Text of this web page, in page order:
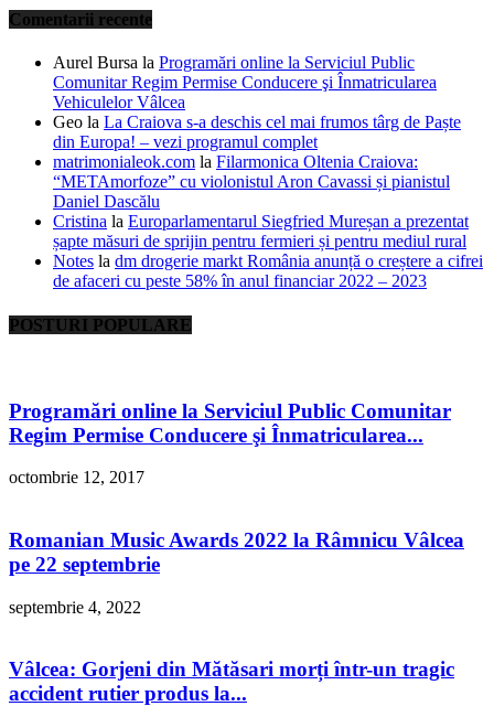
Comentarii recente
Aurel Bursa la Programări online la Serviciul Public
Comunitar Regim Permise Conducere şi Înmatricularea
Vehiculelor Vâlcea
Geo la La Craiova s-a deschis cel mai frumos târg de Paște
din Europa! – vezi programul complet
matrimonialeok.com la Filarmonica Oltenia Craiova:
“METAmorfoze” cu violonistul Aron Cavassi și pianistul
Daniel Dascălu
Cristina la Europarlamentarul Siegfried Mureșan a prezentat
șapte măsuri de sprijin pentru fermieri și pentru mediul rural
Notes la dm drogerie markt România anunță o creștere a cifrei
de afaceri cu peste 58% în anul financiar 2022 – 2023
POSTURI POPULARE
Programări online la Serviciul Public Comunitar
Regim Permise Conducere şi Înmatricularea...
octombrie 12, 2017
Romanian Music Awards 2022 la Râmnicu Vâlcea
pe 22 septembrie
septembrie 4, 2022
Vâlcea: Gorjeni din Mătăsari morți într-un tragic
accident rutier produs la...